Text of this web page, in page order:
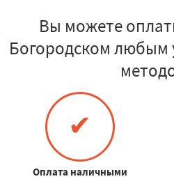
Вы можете
Богородском любым
✔
Оплата наличными